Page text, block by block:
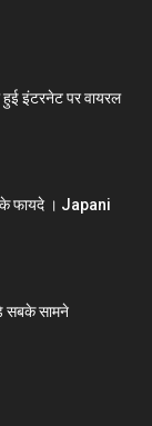
हुई इंटरनेट पर वायरल
फायदे । Japani
सबके सामने